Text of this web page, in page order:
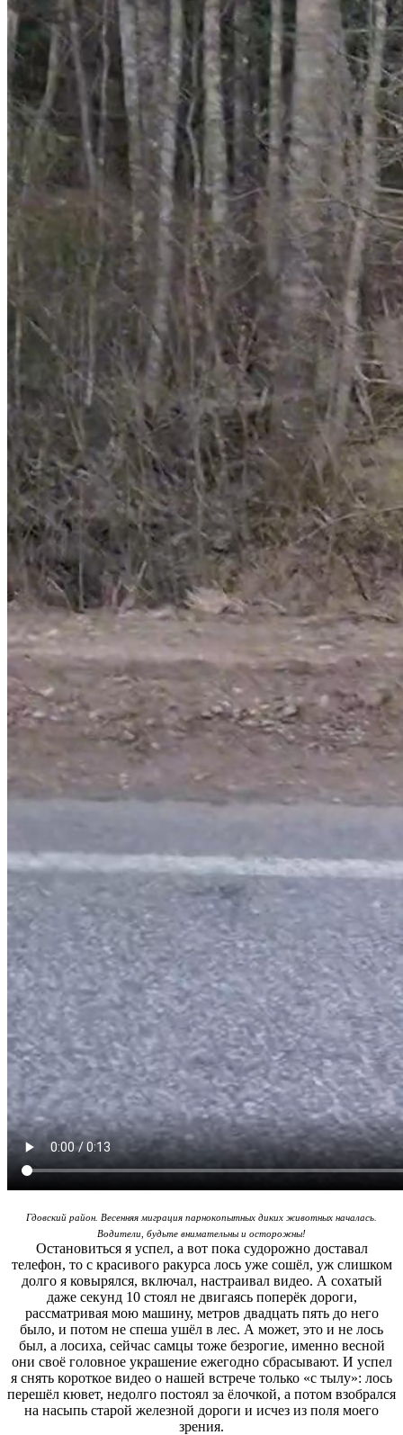
Гдовский район. Весенняя миграция парнокопытных диких животных началась.
Водители, будьте внимательны и осторожны!
Остановиться я успел, а вот пока судорожно доставал
телефон, то с красивого ракурса лось уже сошёл, уж слишком
долго я ковырялся, включал, настраивал видео. А сохатый
даже секунд 10 стоял не двигаясь поперёк дороги,
рассматривая мою машину, метров двадцать пять до него
было, и потом не спеша ушёл в лес. А может, это и не лось
был, а лосиха, сейчас самцы тоже безрогие, именно весной
они своё головное украшение ежегодно сбрасывают. И успел
я снять короткое видео о нашей встрече только «с тылу»: лось
перешёл кювет, недолго постоял за ёлочкой, а потом взобрался
на насыпь старой железной дороги и исчез из поля моего
зрения.